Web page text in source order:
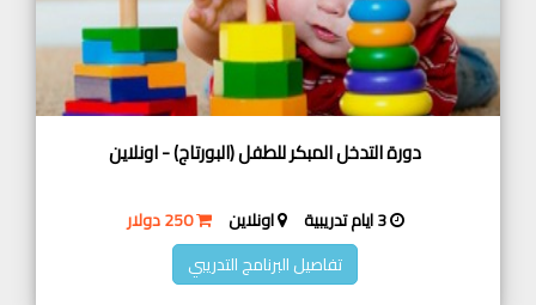
دورة التدخل المبكر للطفل (البورتاج) - اونلاين
3 ايام تدريبية اونلاين
250 دولار
تفاصيل البرنامج التدريبي